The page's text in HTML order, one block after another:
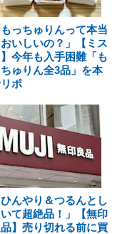
もっちゅりんって本当
いしいの？」【ミス
】今年も入手困難「も
ゅりん全3品」を本
ポ
ひんやり＆つるんとし
て超絶品！」【無印
品】売り切れる前に買